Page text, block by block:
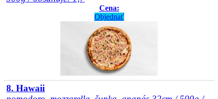
Cena:
Objednať
8. Hawaii